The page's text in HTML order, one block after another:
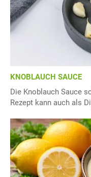
KNOBLAUCH SAUCE
Die Knoblauch Sauce
Rezept kann auch als